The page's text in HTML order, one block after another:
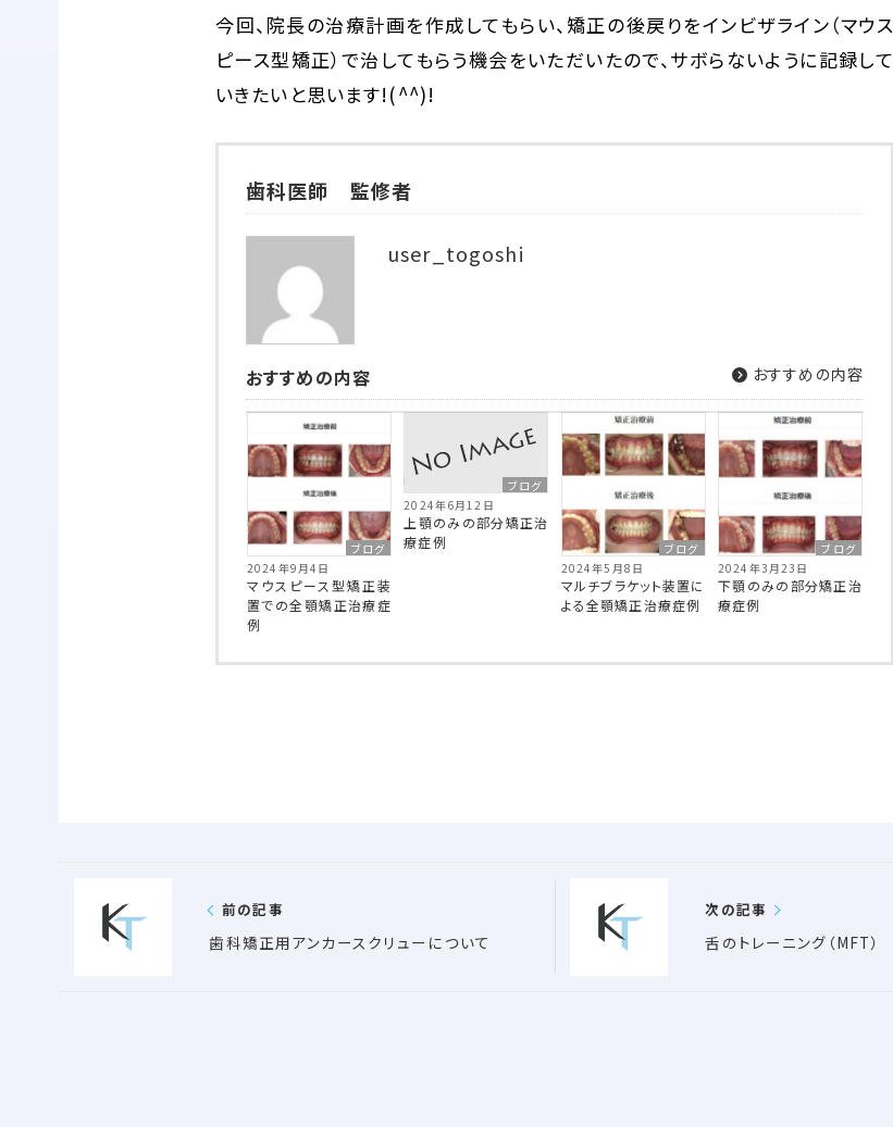
今回、院長の治療計画を作成してもらい、矯正の後戻りをインビザライン（マウス
ピース型矯正）で治してもらう機会をいただいたので、サボらないように記録して
いきたいと思います!(^^)!
歯科医師 監修者
user_togoshi
おすすめの内容 おすすめの内容
ブログ
2024年9月4日
マウスピース型矯正装
置での全顎矯正治療症
例
ブログ
2024年6月12日
上顎のみの部分矯正治
療症例
ブログ
2024年5月8日
マルチブラケット装置に
よる全顎矯正治療症例
ブログ
2024年3月23日
下顎のみの部分矯正治
療症例
前の記事
歯科矯正用アンカースクリューについて
次の記事
舌のトレーニング（MFT）